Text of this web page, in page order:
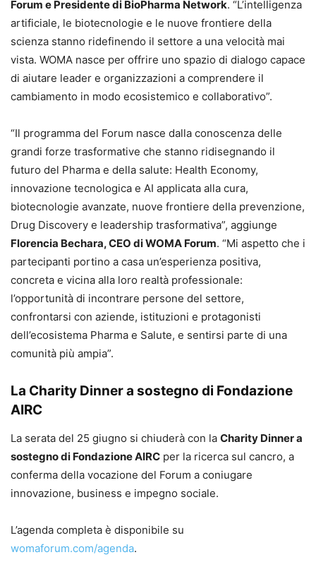
Forum e Presidente di BioPharma Network. “L’intelligenza
artificiale, le biotecnologie e le nuove frontiere della
scienza stanno ridefinendo il settore a una velocità mai
vista. WOMA nasce per offrire uno spazio di dialogo capace
di aiutare leader e organizzazioni a comprendere il
cambiamento in modo ecosistemico e collaborativo”.
“Il programma del Forum nasce dalla conoscenza delle
grandi forze trasformative che stanno ridisegnando il
futuro del Pharma e della salute: Health Economy,
innovazione tecnologica e AI applicata alla cura,
biotecnologie avanzate, nuove frontiere della prevenzione,
Drug Discovery e leadership trasformativa”, aggiunge
Florencia Bechara, CEO di WOMA Forum. “Mi aspetto che i
partecipanti portino a casa un’esperienza positiva,
concreta e vicina alla loro realtà professionale:
l’opportunità di incontrare persone del settore,
confrontarsi con aziende, istituzioni e protagonisti
dell’ecosistema Pharma e Salute, e sentirsi parte di una
comunità più ampia”.
La Charity Dinner a sostegno di Fondazione
AIRC
La serata del 25 giugno si chiuderà con la Charity Dinner a
sostegno di Fondazione AIRC per la ricerca sul cancro, a
conferma della vocazione del Forum a coniugare
innovazione, business e impegno sociale.
L’agenda completa è disponibile su
womaforum.com/agenda.